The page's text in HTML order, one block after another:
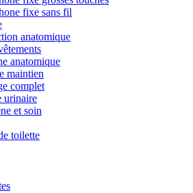
fixe sans fil
anatomique
anatomique
maintien
complet
urinaire
et soin
toilette